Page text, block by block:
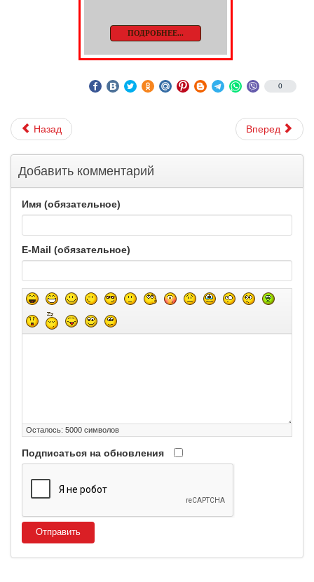
ПОДРОБНЕЕ...
0
Назад Вперед
Добавить комментарий
Имя (обязательное)
E-Mail (обязательное)
Осталось: 5000 символов
Подписаться на обновления
Отправить